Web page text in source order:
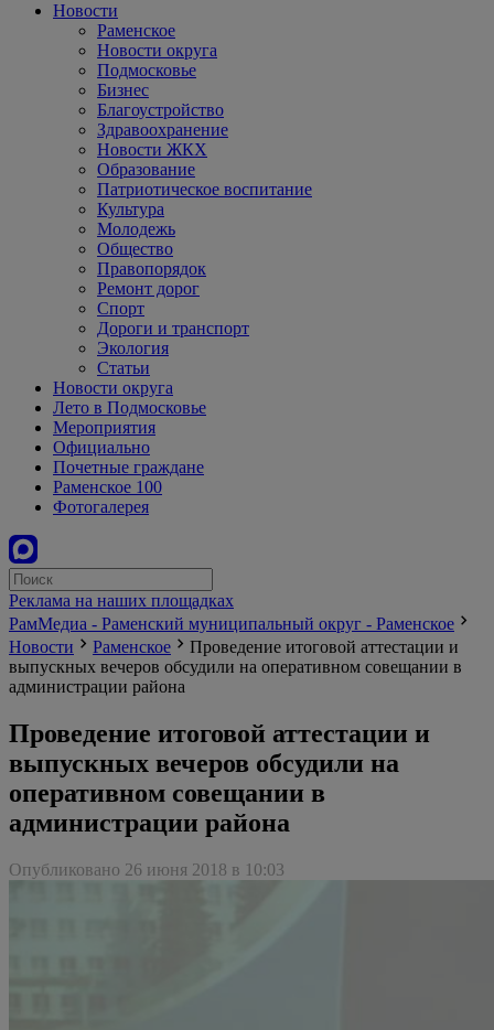
Новости
Раменское
Новости округа
Подмосковье
Бизнес
Благоустройство
Здравоохранение
Новости ЖКХ
Образование
Патриотическое воспитание
Культура
Молодежь
Общество
Правопорядок
Ремонт дорог
Спорт
Дороги и транспорт
Экология
Статьи
Новости округа
Лето в Подмосковье
Мероприятия
Официально
Почетные граждане
Раменское 100
Фотогалерея
Реклама на наших площадках
РамМедиа - Раменский муниципальный округ - Раменское
Новости
Раменское
Проведение итоговой аттестации и
выпускных вечеров обсудили на оперативном совещании в
администрации района
Проведение итоговой аттестации и
выпускных вечеров обсудили на
оперативном совещании в
администрации района
Опубликовано 26 июня 2018 в 10:03